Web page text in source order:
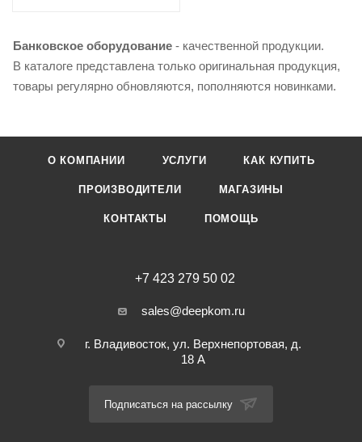
Банковское оборудование - качественной продукции.
В каталоге представлена только оригинальная продукция,
товары регулярно обновляются, пополняются новинками.
О КОМПАНИИ УСЛУГИ КАК КУПИТЬ
ПРОИЗВОДИТЕЛИ МАГАЗИНЫ
КОНТАКТЫ ПОМОЩЬ
+7 423 279 50 02
sales@deepkom.ru
г. Владивосток, ул. Верхнепортовая, д.
18 А
Подписаться на рассылку